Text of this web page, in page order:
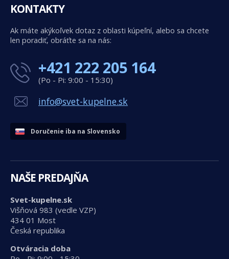
KONTAKTY
Ak máte akýkoľvek dotaz z oblasti kúpeľní, alebo sa chcete
len poradiť, obráťte sa na nás:
+421 222 205 164
(Po - Pi: 9:00 - 15:30)
info@svet-kupelne.sk
Doručenie iba na Slovensko
NAŠE PREDAJŇA
Svet-kupelne.sk
Višňová 983 (vedle VZP)
434 01 Most
Česká republika
Otváracia doba